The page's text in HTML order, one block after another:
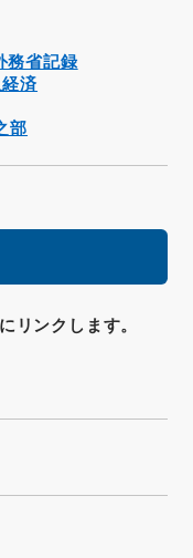
務省記録
済
部
リンクします。